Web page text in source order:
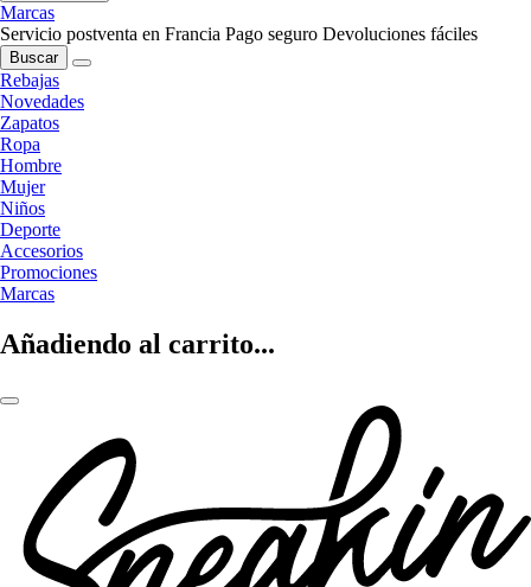
Marcas
Servicio postventa en Francia Pago seguro Devoluciones fáciles
Buscar
Rebajas
Novedades
Zapatos
Ropa
Hombre
Mujer
Niños
Deporte
Accesorios
Promociones
Marcas
Añadiendo al carrito...